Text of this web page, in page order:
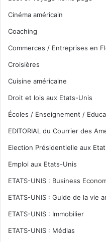
Cinéma américain
Coaching
Commerces / Entreprises en
Croisières
Cuisine américaine
Droit et lois aux Etats-Unis
Écoles / Enseignement /
EDITORIAL du Courrier des
Election Présidentielle aux
Emploi aux Etats-Unis
ETATS-UNIS : Business
ETATS-UNIS : Guide de la vie
ETATS-UNIS : Immobilier
ETATS-UNIS : Médias